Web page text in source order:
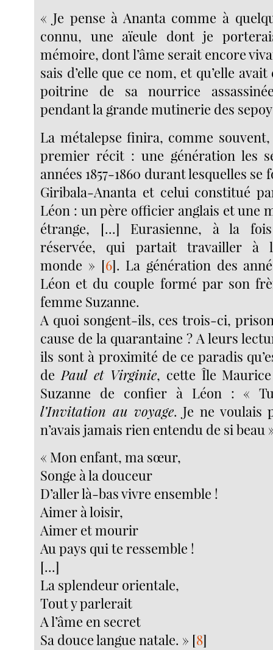
« Je pense à Ananta comme à
connu, une aïeule dont je
mémoire, dont l’âme serait encore
sais d’elle que ce nom, et qu’elle
poitrine de sa nourrice
pendant la grande mutinerie des
La métalepse finira, comme
premier récit : une génération les
années 1857-1860 durant lesquelles
Giribala-Ananta et celui constitué
Léon : un père officier anglais et une
étrange, [...] Eurasienne, à la
réservée, qui partait travailler à
monde » [6]. La génération des
Léon et du couple formé par son
femme Suzanne.
A quoi songent-ils, ces trois-ci,
cause de la quarantaine ? A leurs
ils sont à proximité de ce paradis
de Paul et Virginie, cette Île
Suzanne de confier à Léon : «
l’Invitation au voyage. Je ne voulais
n’avais jamais rien entendu de si beau
« Mon enfant, ma sœur,
Songe à la douceur
D’aller là-bas vivre ensemble !
Aimer à loisir,
Aimer et mourir
Au pays qui te ressemble !
[...]
La splendeur orientale,
Tout y parlerait
A l’âme en secret
Sa douce langue natale. » [8]